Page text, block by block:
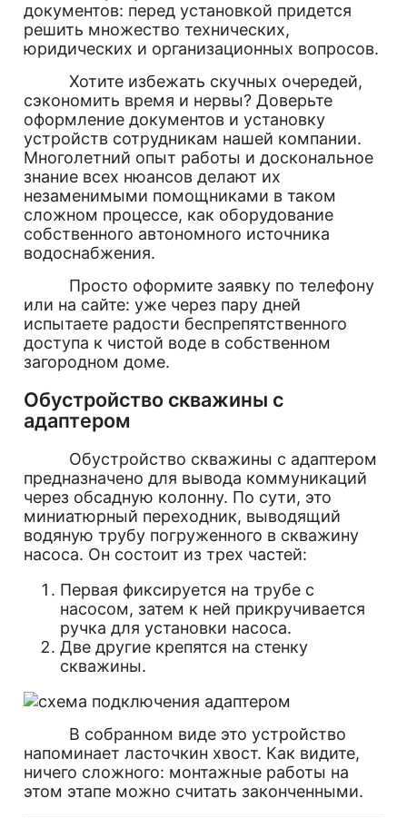
документов: перед установкой придется
решить множество технических,
юридических и организационных вопросов.
Хотите избежать скучных очередей,
сэкономить время и нервы? Доверьте
оформление документов и установку
устройств сотрудникам нашей компании.
Многолетний опыт работы и доскональное
знание всех нюансов делают их
незаменимыми помощниками в таком
сложном процессе, как оборудование
собственного автономного источника
водоснабжения.
Просто оформите заявку по телефону
или на сайте: уже через пару дней
испытаете радости беспрепятственного
доступа к чистой воде в собственном
загородном доме.
Обустройство скважины с
адаптером
Обустройство скважины с адаптером
предназначено для вывода коммуникаций
через обсадную колонну. По сути, это
миниатюрный переходник, выводящий
водяную трубу погруженного в скважину
насоса. Он состоит из трех частей:
Первая фиксируется на трубе с
насосом, затем к ней прикручивается
ручка для установки насоса.
Две другие крепятся на стенку
скважины.
В собранном виде это устройство
напоминает ласточкин хвост. Как видите,
ничего сложного: монтажные работы на
этом этапе можно считать законченными.